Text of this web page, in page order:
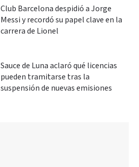
Club Barcelona despidió a Jorge
Messi y recordó su papel clave en la
carrera de Lionel
Sauce de Luna aclaró qué licencias
pueden tramitarse tras la
suspensión de nuevas emisiones